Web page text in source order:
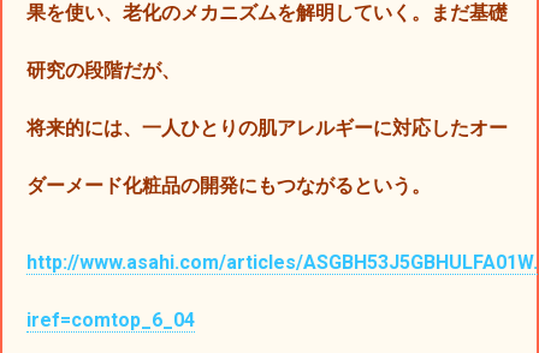
果を使い、老化のメカニズムを解明していく。まだ基礎
研究の段階だが、
将来的には、一人ひとりの肌アレルギーに対応したオー
ダーメード化粧品の開発にもつながるという。
http://www.asahi.com/articles/
iref=comtop_6_04